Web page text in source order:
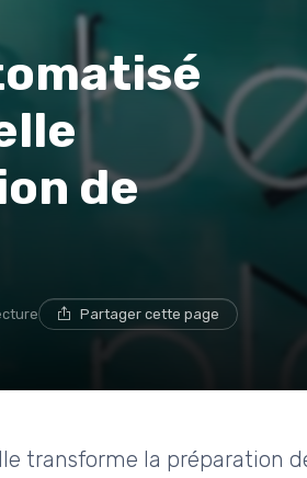
de
Partager cette page
transforme la préparation